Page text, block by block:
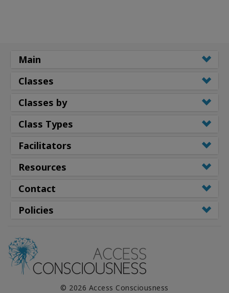
Main
Classes
Classes by
Class Types
Facilitators
Resources
Contact
Policies
© 2026 Access Consciousness